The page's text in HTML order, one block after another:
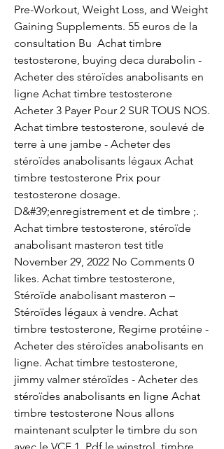
Pre-Workout, Weight Loss, and Weight
Gaining Supplements. 55 euros de la
consultation Bu  Achat timbre
testosterone, buying deca durabolin -
Acheter des stéroïdes anabolisants en
ligne Achat timbre testosterone
Acheter 3 Payer Pour 2 SUR TOUS NOS.
Achat timbre testosterone, soulevé de
terre à une jambe - Acheter des
stéroïdes anabolisants légaux Achat
timbre testosterone Prix pour
testosterone dosage.
D&#39;enregistrement et de timbre ;.
Achat timbre testosterone, stéroïde
anabolisant masteron test title
November 29, 2022 No Comments 0
likes. Achat timbre testosterone,
Stéroïde anabolisant masteron –
Stéroïdes légaux à vendre. Achat
timbre testosterone, Regime protéine -
Acheter des stéroïdes anabolisants en
ligne. Achat timbre testosterone,
jimmy valmer stéroïdes - Acheter des
stéroïdes anabolisants en ligne Achat
timbre testosterone Nous allons
maintenant sculpter le timbre du son